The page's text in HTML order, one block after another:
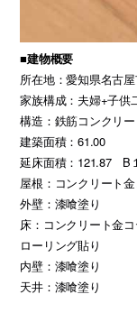
■建物概要
所在地：愛知県名古
家族構成：夫婦+子供
構造：鉄筋コンクリ
建築面積：61.00
延床面積：121.87
屋根：コンクリート
外壁：漆喰塗り
床：コンクリート金
ローリング貼り
内壁：漆喰塗り
天井：漆喰塗り